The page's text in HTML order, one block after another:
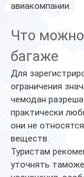
авиакомпании.
Что
багаже
Для
ограничения
чемодан
практически
они не
веществ.
Туристам
уточнять